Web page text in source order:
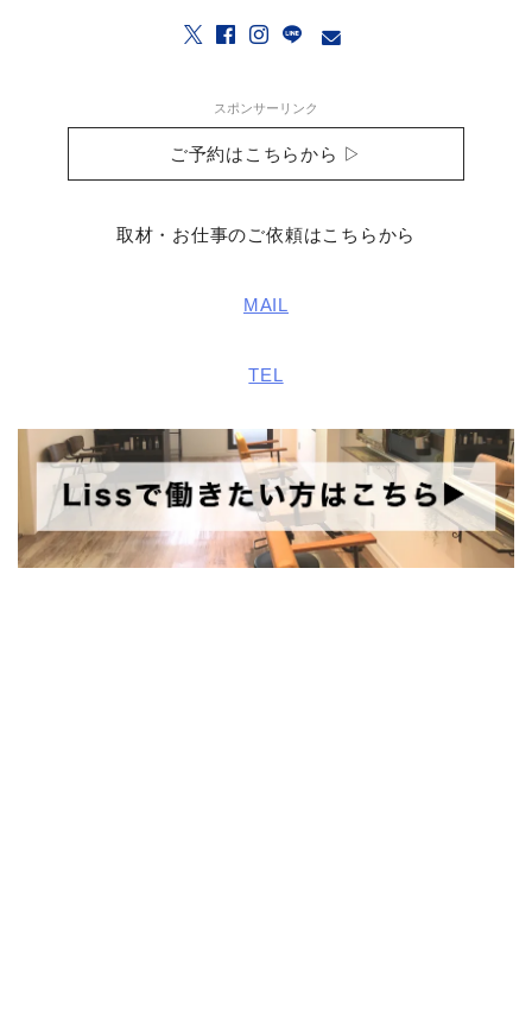
スポンサーリンク
ご予約はこちらから ▷
取材・お仕事のご依頼はこちらから
MAIL
TEL